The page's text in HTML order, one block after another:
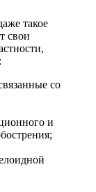
такое
свои
со
и